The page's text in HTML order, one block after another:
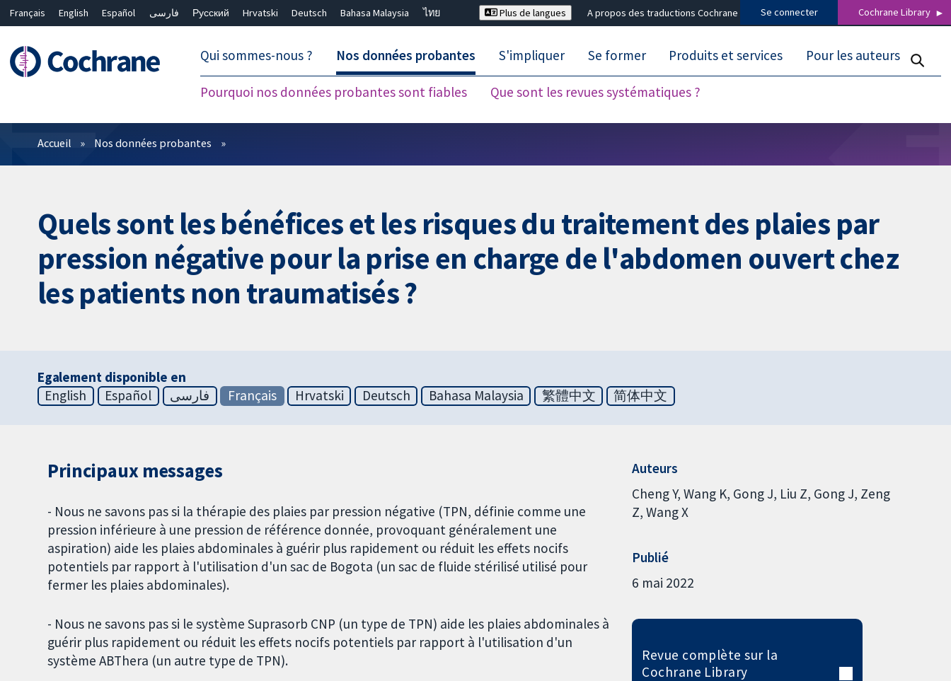
Français English Español فارسی Русский Hrvatski Deutsch Bahasa Malaysia
ไทย
Plus de langues A propos des traductions Cochrane Se connecter Cochrane Library
Qui sommes-nous ? Nos données probantes
Pourquoi nos données probantes sont fiables Que sont les revues systématiques ?
S'impliquer Se former Produits et services Pour les auteurs
Filtres
Accueil Nos données probantes
Quels sont les bénéfices et les risques du traitement des plaies par
pression négative pour la prise en charge de l'abdomen ouvert chez
les patients non traumatisés ?
Egalement disponible en
English
Español فارسی Français Hrvatski Deutsch Bahasa Malaysia 繁體中文 简体中文
Principaux messages
- Nous ne savons pas si la thérapie des plaies par pression négative (TPN, définie comme une
pression inférieure à une pression de référence donnée, provoquant généralement une
aspiration) aide les plaies abdominales à guérir plus rapidement ou réduit les effets nocifs
potentiels par rapport à l'utilisation d'un sac de Bogota (un sac de fluide stérilisé utilisé pour
fermer les plaies abdominales).
- Nous ne savons pas si le système Suprasorb CNP (un type de TPN) aide les plaies abdominales à
guérir plus rapidement ou réduit les effets nocifs potentiels par rapport à l'utilisation d'un
système ABThera (un autre type de TPN).
Auteurs
Cheng Y Wang K Gong J Liu Z Gong J Zeng
Z Wang X
Publié
6 mai 2022
Revue complète sur la
Cochrane Library